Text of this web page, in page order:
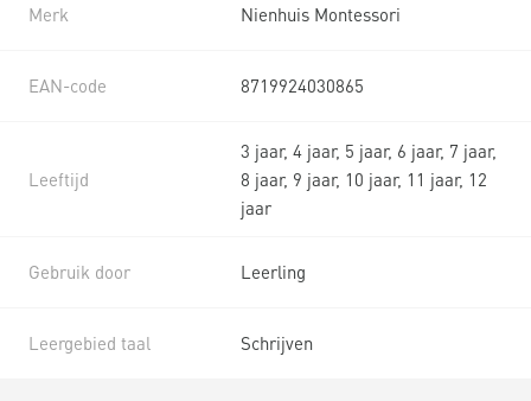
Merk Nienhuis Montessori
EAN-code 8719924030865
Leeftijd
3 jaar, 4 jaar, 5 jaar, 6 jaar, 7 jaar,
8 jaar, 9 jaar, 10 jaar, 11 jaar, 12
jaar
Gebruik door Leerling
Leergebied taal Schrijven